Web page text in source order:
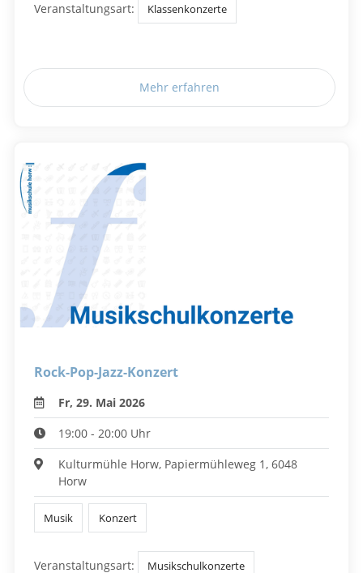
Veranstaltungsart: Klassenkonzerte
Mehr erfahren
Rock-Pop-Jazz-Konzert
Fr, 29. Mai 2026
19:00 - 20:00 Uhr
Kulturmühle Horw, Papiermühleweg 1, 6048
Horw
Musik Konzert
Veranstaltungsart: Musikschulkonzerte